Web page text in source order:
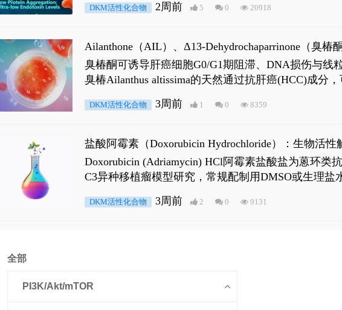
DKM活性化合物 2周前 5 0 20918
Ailanthone（AIL）、Δ13-Dehydrochaparrinone（臭
臭椿酮可诱导肝癌细胞G0/G1期阻滞、DNA损伤与线
臭椿Ailanthus altissima的天然通过抗肝癌(HCC)成分
是全长 Androgen Receptor (AR-FL)和组成型活性截
DKM活性化合物 3周前 1 0 8359
盐酸阿霉素（Doxorubicin Hydrochloride）：生物活
Doxorubicin (Adriamycin) HCl阿霉素盐酸盐为蒽环
C3异种移植瘤模型研究，常规配制用DMSO或生理盐
DKM活性化合物 3周前 2 0 9131
全部
PI3K/Akt/mTOR